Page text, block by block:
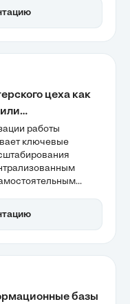
для повышения
также
цеха как
работы
ключевые
и внедрения
базы